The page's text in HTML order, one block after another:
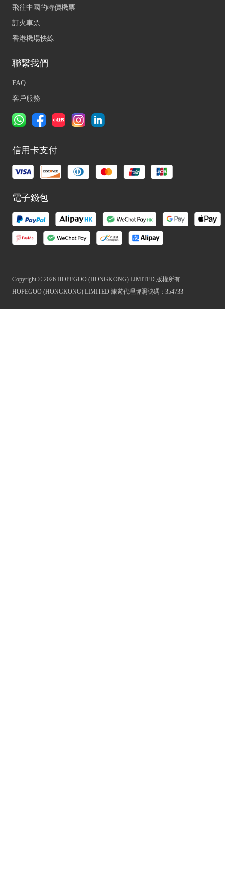
飛往中國的特價機票
訂火車票
香港機場快線
聯繫我們
FAQ
客戶服務
信用卡支付
電子錢包
Copyright © 2026 HOPEGOO (HONGKONG) LIMITED 版權所有
HOPEGOO (HONGKONG) LIMITED 旅遊代理牌照號碼：354733